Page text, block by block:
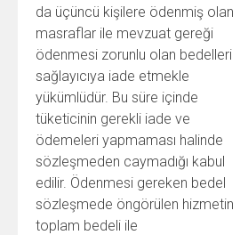
da üçüncü kişilere ödenmiş olan
masraflar ile mevzuat gereği
ödenmesi zorunlu olan bedelleri
sağlayıcıya iade etmekle
yükümlüdür. Bu süre içinde
tüketicinin gerekli iade ve
ödemeleri yapmaması halinde
sözleşmeden caymadığı kabul
edilir. Ödenmesi gereken bedel
sözleşmede öngörülen hizmetin
toplam bedeli ile